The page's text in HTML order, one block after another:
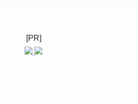
[PR]